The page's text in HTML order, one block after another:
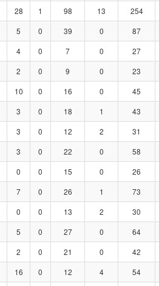
28 1 98 13 254
5 0 39 0 87
4 0 7 0 27
2 0 9 0 23
10 0 16 0 45
3 0 18 1 43
3 0 12 2 31
3 0 22 0 58
0 0 15 0 26
7 0 26 1 73
0 0 13 2 30
5 0 27 0 64
2 0 21 0 42
16 0 12 4 54